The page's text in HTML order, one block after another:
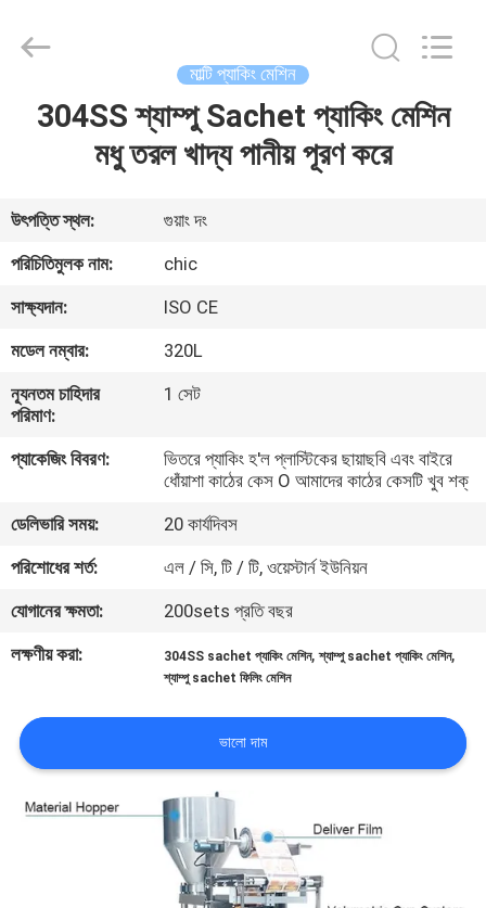
বাড়ি
আমাদের
সম্পর্কে
কারখানা
পরিদর্শন
গুণমান
নিয়ন্ত্রণ
আমাদের
সাথে
যোগাযোগ
খবর
মামলা
Machinery
Reserved.
মাল্টি প্যাকিং মেশিন
304SS শ্যাম্পু Sachet প্যাকিং মেশিন
মধু তরল খাদ্য পানীয় পূরণ করে
উৎপত্তি স্থল:
গুয়াং দং
পরিচিতিমুলক নাম:
chic
সাক্ষ্যদান:
ISO CE
মডেল নম্বার:
320L
ন্যূনতম চাহিদার
পরিমাণ:
1 সেট
প্যাকেজিং বিবরণ:
ভিতরে প্যাকিং হ'ল প্লাস্টিকের ছায়াছবি এবং বাইরে
ধোঁয়াশা কাঠের কেস O আমাদের কাঠের কেসটি খুব শক্
ডেলিভারি সময়:
20 কার্যদিবস
পরিশোধের শর্ত:
এল / সি, টি / টি, ওয়েস্টার্ন ইউনিয়ন
যোগানের ক্ষমতা:
200sets প্রতি বছর
লক্ষণীয় করা:
304SS sachet প্যাকিং মেশিন,শ্যাম্পু sachet প্যাকিং মেশিন,
শ্যাম্পু sachet ফিলিং মেশিন
ভালো দাম